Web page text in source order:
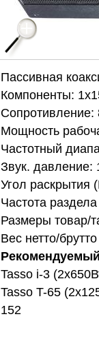
Пассивная
Компоненты:
Мощность
Частотный
Звук. давление:
Угол раскрытия
Частота
Размеры товар/
Вес нетто/
Tasso i-3
Tasso T-65
152